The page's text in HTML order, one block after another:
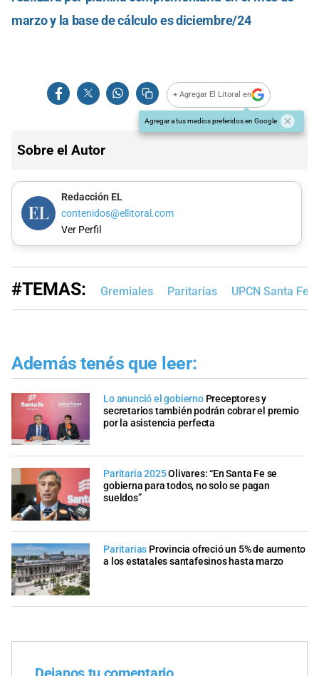
marzo y la base de cálculo es diciembre/24
+ Agregar El Litoral en
Agregar a tus medios preferidos en Google
Sobre el Autor
Redacción EL
contenidos@ellitoral.com
Ver Perfil
#TEMAS: Gremiales Paritarias UPCN Santa Fe
Además tenés que leer:
Lo anunció el gobierno Preceptores y
secretarios también podrán cobrar el premio
por la asistencia perfecta
Paritaria 2025Olivares: “En Santa Fe se
gobierna para todos, no solo se pagan
sueldos”
Paritarias Provincia ofreció un 5% de aumento
a los estatales santafesinos hasta marzo